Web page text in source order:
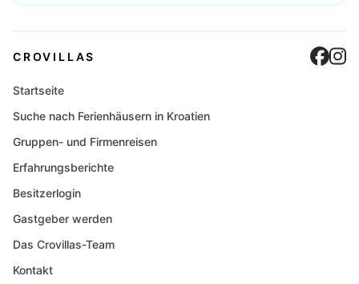
CROVILLAS
Startseite
Suche nach Ferienhäusern in Kroatien
Gruppen- und Firmenreisen
Erfahrungsberichte
Besitzerlogin
Gastgeber werden
Das Crovillas-Team
Kontakt